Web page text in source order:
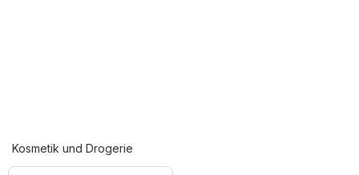
Kosmetik und Drogerie